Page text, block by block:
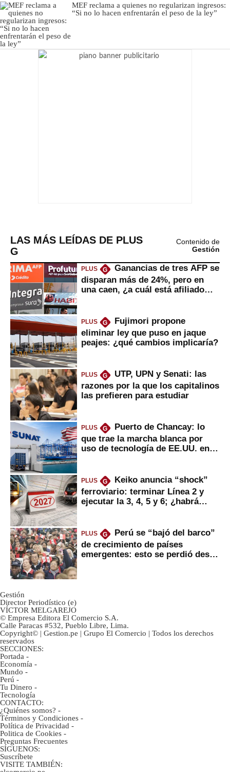
MEF reclama a quienes no regularizan ingresos:
“Si no lo hacen enfrentarán el peso de la ley”
LAS MÁS LEÍDAS DE PLUS
G
Contenido de
Gestión
PLUS G
Ganancias de tres AFP se
disparan más de 24%, pero en
una caen, ¿a cuál está afiliado
PLUS G
Fujimori propone
eliminar ley que puso en jaque
peajes: ¿qué cambios implicaría?
PLUS G
UTP, UPN y Senati: las
razones por la que los capitalinos
las prefieren para estudiar
PLUS G
Puerto de Chancay: lo
que trae la marcha blanca por
uso de tecnología de EE.UU. en
PLUS G
Keiko anuncia “shock”
ferroviario: terminar Línea 2 y
ejecutar la 3, 4, 5 y 6; ¿habrá
PLUS G
Perú se “bajó del barco”
de crecimiento de países
emergentes: esto se perdió desde
Gestión
Director Periodístico (e)
VÍCTOR MELGAREJO
© Empresa Editora El Comercio S.A.
Calle Paracas #532, Pueblo Libre, Lima.
Copyright© | Gestion.pe | Grupo El Comercio | Todos los derechos
reservados
SECCIONES:
Portada -
Economía -
Mundo -
Perú -
Tu Dinero -
Tecnología
CONTACTO:
¿Quiénes somos? -
Términos y Condiciones -
Política de Privacidad -
Politica de Cookies -
Preguntas Frecuentes
SÍGUENOS:
Suscríbete
VISITE TAMBIÉN: